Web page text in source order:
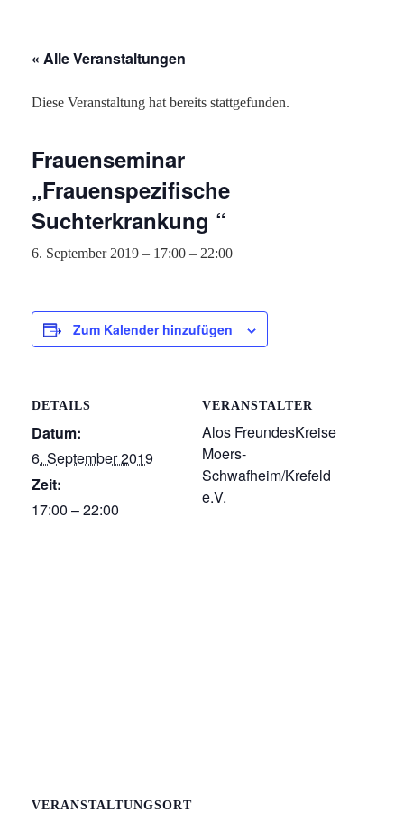
« Alle Veranstaltungen
Diese Veranstaltung hat bereits stattgefunden.
Frauenseminar
„Frauenspezifische
Suchterkrankung “
6. September 2019 – 17:00 – 22:00
Zum Kalender hinzufügen
DETAILS
Datum:
6. September 2019
Zeit:
17:00 – 22:00
VERANSTALTER
Alos FreundesKreise
Moers-
Schwafheim/Krefeld
e.V.
VERANSTALTUNGSORT